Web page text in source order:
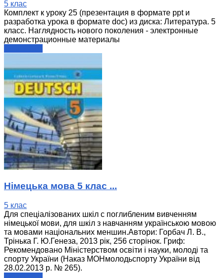
5 клас
Комплект к уроку 25 (презентация в формате ppt и
разработка урока в формате doc) из диска: Литература. 5
класс. Наглядность нового поколения - электронные
демонстрационные материалы
Німецька мова 5 клас ...
5 клас
Для спеціалізованих шкіл с поглибленим вивченням
німецької мови, для шкіл з навчанням українською мовою
та мовами національних меншин.Автори: Горбач Л. В.,
Трінька Г. Ю.Генеза, 2013 рік, 256 сторінок. Гриф:
Рекомендовано Міністерством освіти і науки, молоді та
спорту України (Наказ МОНмолодьспорту України від
28.02.2013 р. № 265).